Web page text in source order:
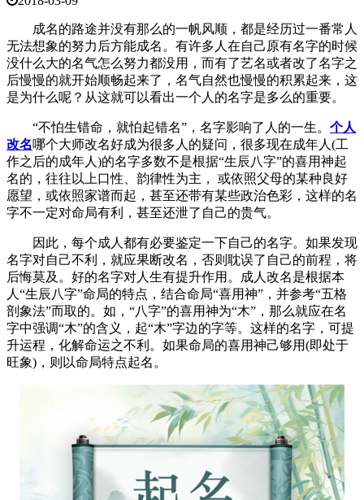
成名的路途并没有那么的一帆风顺，都是经历过一番常人
无法想象的努力后方能成名。有许多人在自己原有名字的时候
没什么大的名气怎么努力都没用，而有了艺名或者改了名字之
后慢慢的就开始顺畅起来了，名气自然也慢慢的积累起来，这
是为什么呢？从这就可以看出一个人的名字是多么的重要。
“不怕生错命，就怕起错名”，名字影响了人的一生。 个人
改名哪个大师改名好成为很多人的疑问，很多现在成年人(工
作之后的成年人)的名字多数不是根据“生辰八字”的喜用神起
名的，往往以上口性、韵律性为主， 或依照父母的某种良好
愿望，或依照家谱而起，甚至还带有某些政治色彩，这样的名
字不一定对命局有利，甚至还泄了自己的贵气。
因此，每个成人都有必要鉴定一下自己的名字。如果发现
名字对自己不利，就应果断改名，否则耽误了自己的前程，将
后悔莫及。好的名字对人生有提升作用。成人改名是根据本
人“生辰八字”命局的特点，结合命局“喜用神”，并参考“五格
剖象法”而取的。如，“八字”的喜用神为“木”，那么就应在名
字中强调“木”的含义，起“木”字边的字等。这样的名字，可提
升运程，化解命运之不利。如果命局的喜用神己够用(即处于
旺象)，则以命局特点起名。